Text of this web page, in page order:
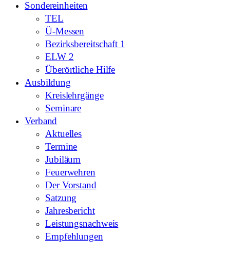
Sondereinheiten
TEL
Ü-Messen
Bezirksbereitschaft 1
ELW 2
Überörtliche Hilfe
Ausbildung
Kreislehrgänge
Seminare
Verband
Aktuelles
Termine
Jubiläum
Feuerwehren
Der Vorstand
Satzung
Jahresbericht
Leistungsnachweis
Empfehlungen